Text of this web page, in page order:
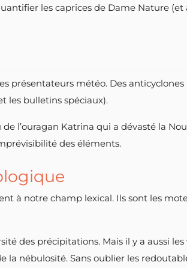
les caprices de Dame Nature
présentateurs météo. Des
les bulletins spéciaux).
l’ouragan Katrina qui a dévasté la
des éléments.
à notre champ lexical. Ils sont les
des précipitations. Mais il y a aussi
la nébulosité. Sans oublier les